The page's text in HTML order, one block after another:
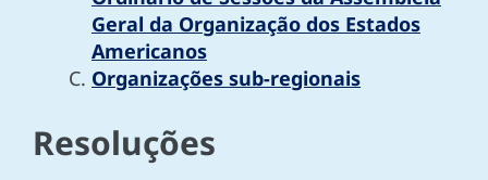
Geral da Organização dos Estados
Americanos
Organizações sub-regionais
Resoluções